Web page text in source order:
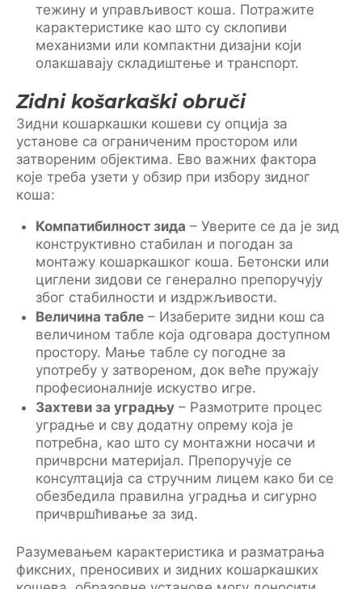
тежину и управљивост коша. Потражите
карактеристике као што су склопиви
механизми или компактни дизајни који
олакшавају складиштење и транспорт.
Zidni košarkaški obruči
Зидни кошаркашки кошеви су опција за
установе са ограниченим простором или
затвореним објектима. Ево важних фактора
које треба узети у обзир при избору зидног
коша:
Компатибилност зида – Уверите се да је зид
конструктивно стабилан и погодан за
монтажу кошаркашког коша. Бетонски или
циглени зидови се генерално препоручују
због стабилности и издржљивости.
Величина табле – Изаберите зидни кош са
величином табле која одговара доступном
простору. Мање табле су погодне за
употребу у затвореном, док веће пружају
професионалније искуство игре.
Захтеви за уградњу – Размотрите процес
уградње и сву додатну опрему која је
потребна, као што су монтажни носачи и
причврсни материјал. Препоручује се
консултација са стручним лицем како би се
обезбедила правилна уградња и сигурно
причвршћивање за зид.
Разумевањем карактеристика и разматрања
фиксних, преносивих и зидних кошаркашких